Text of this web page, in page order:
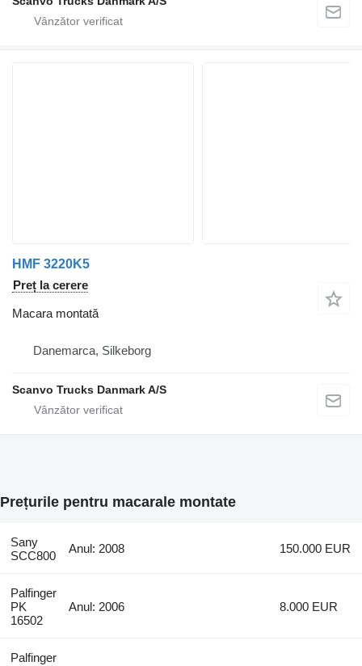
HMF 3220K5
Preț la cerere
Macara montată
Danemarca, Silkeborg
Scanvo Trucks Danmark A/S
Prețurile pentru macarale montate
Sany
SCC800
Anul: 2008 150.000 EUR
Palfinger
PK
16502
Anul: 2006 8.000 EUR
Palfinger